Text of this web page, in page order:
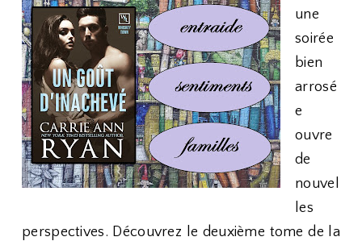
une
soirée
bien
arrosé
e
ouvre
de
nouvel
les
perspectives. Découvrez le deuxième tome de la